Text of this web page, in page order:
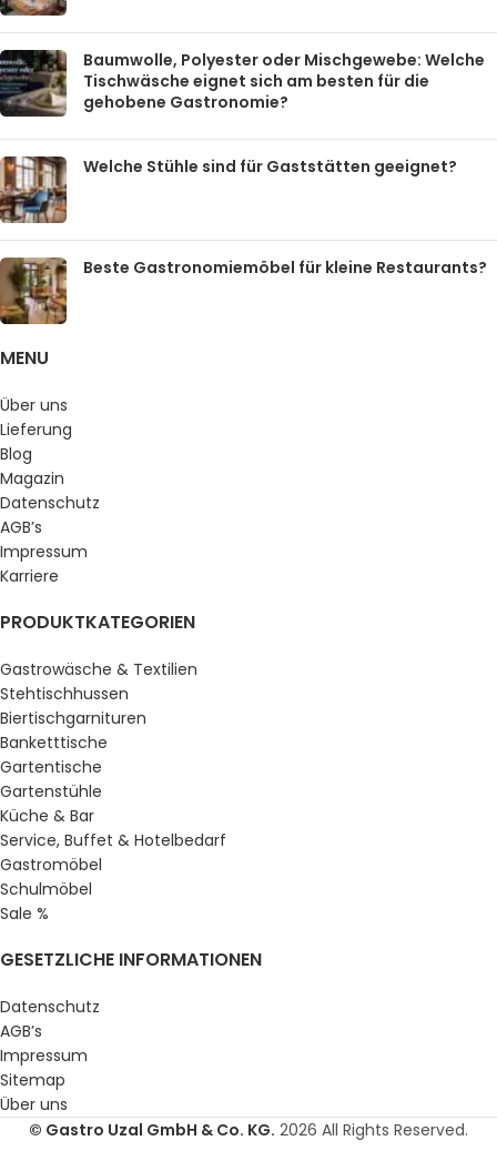
Baumwolle, Polyester oder Mischgewebe: Welche
Tischwäsche eignet sich am besten für die
gehobene Gastronomie?
Welche Stühle sind für Gaststätten geeignet?
Beste Gastronomiemöbel für kleine Restaurants?
MENU
Über uns
Lieferung
Blog
Magazin
Datenschutz
AGB’s
Impressum
Karriere
PRODUKTKATEGORIEN
Gastrowäsche & Textilien
Stehtischhussen
Biertischgarnituren
Banketttische
Gartentische
Gartenstühle
Küche & Bar
Service, Buffet & Hotelbedarf
Gastromöbel
Schulmöbel
Sale %
GESETZLICHE INFORMATIONEN
Datenschutz
AGB’s
Impressum
Sitemap
Über uns
© Gastro Uzal GmbH & Co. KG. 2026 All Rights Reserved.